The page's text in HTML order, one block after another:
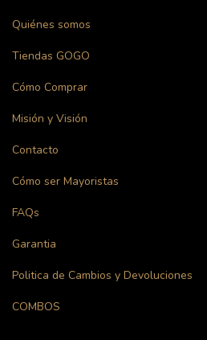
Quiénes somos
Tiendas GOGO
Cómo Comprar
Misión y Visión
Contacto
Cómo ser Mayoristas
FAQs
Garantia
Politica de Cambios y Devoluciones
COMBOS